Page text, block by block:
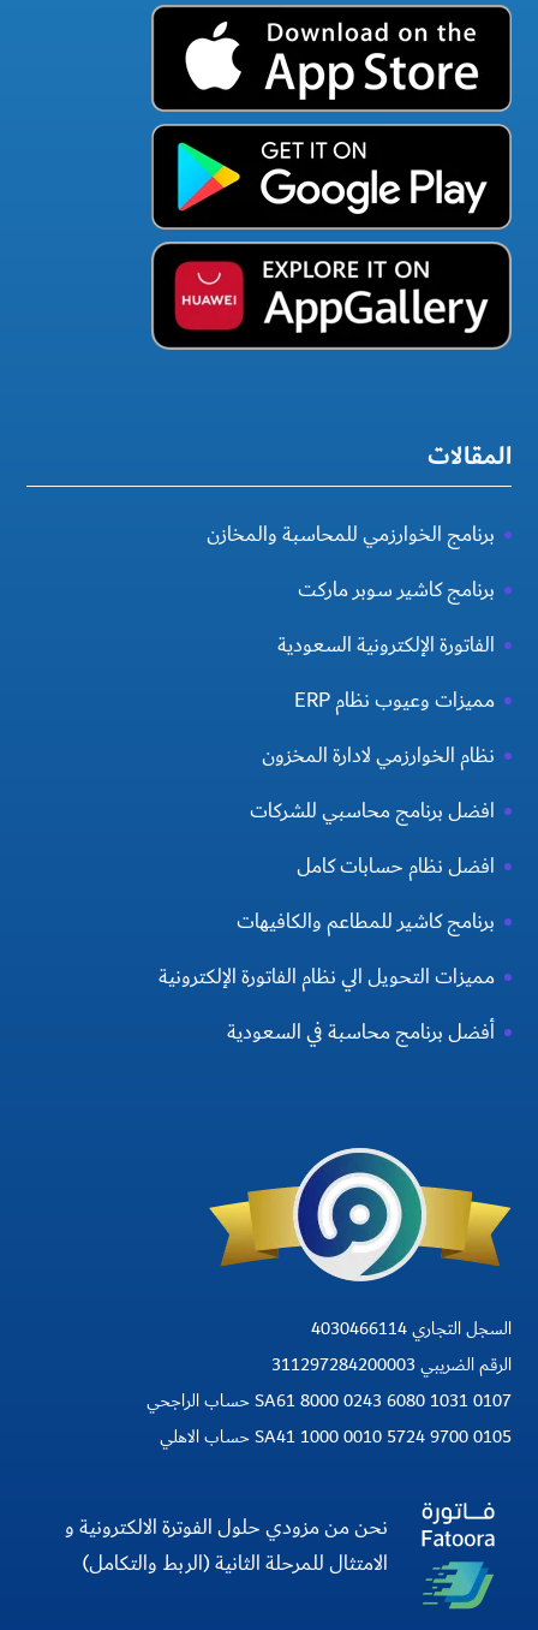
المقالات
برنامج الخوارزمي للمحاسبة والمخازن
برنامج كاشير سوبر ماركت
الفاتورة الإلكترونية السعودية
مميزات وعيوب نظام ERP
نظام الخوارزمي لادارة المخزون
افضل برنامج محاسبي للشركات
افضل نظام حسابات كامل
برنامج كاشير للمطاعم والكافيهات
مميزات التحويل الي نظام الفاتورة الإلكترونية
أفضل برنامج محاسبة في السعودية
السجل التجاري 4030466114
الرقم الضريبي 311297284200003
SA61 8000 0243 6080 1031 0107 حساب الراجحي
SA41 1000 0010 5724 9700 0105 حساب الاهلي
نحن من مزودي حلول الفوترة الالكترونية و
الامتثال للمرحلة الثانية (الربط والتكامل)